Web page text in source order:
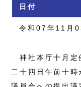
日付
令和07年11月
神社本庁十月定
二十四日午前十